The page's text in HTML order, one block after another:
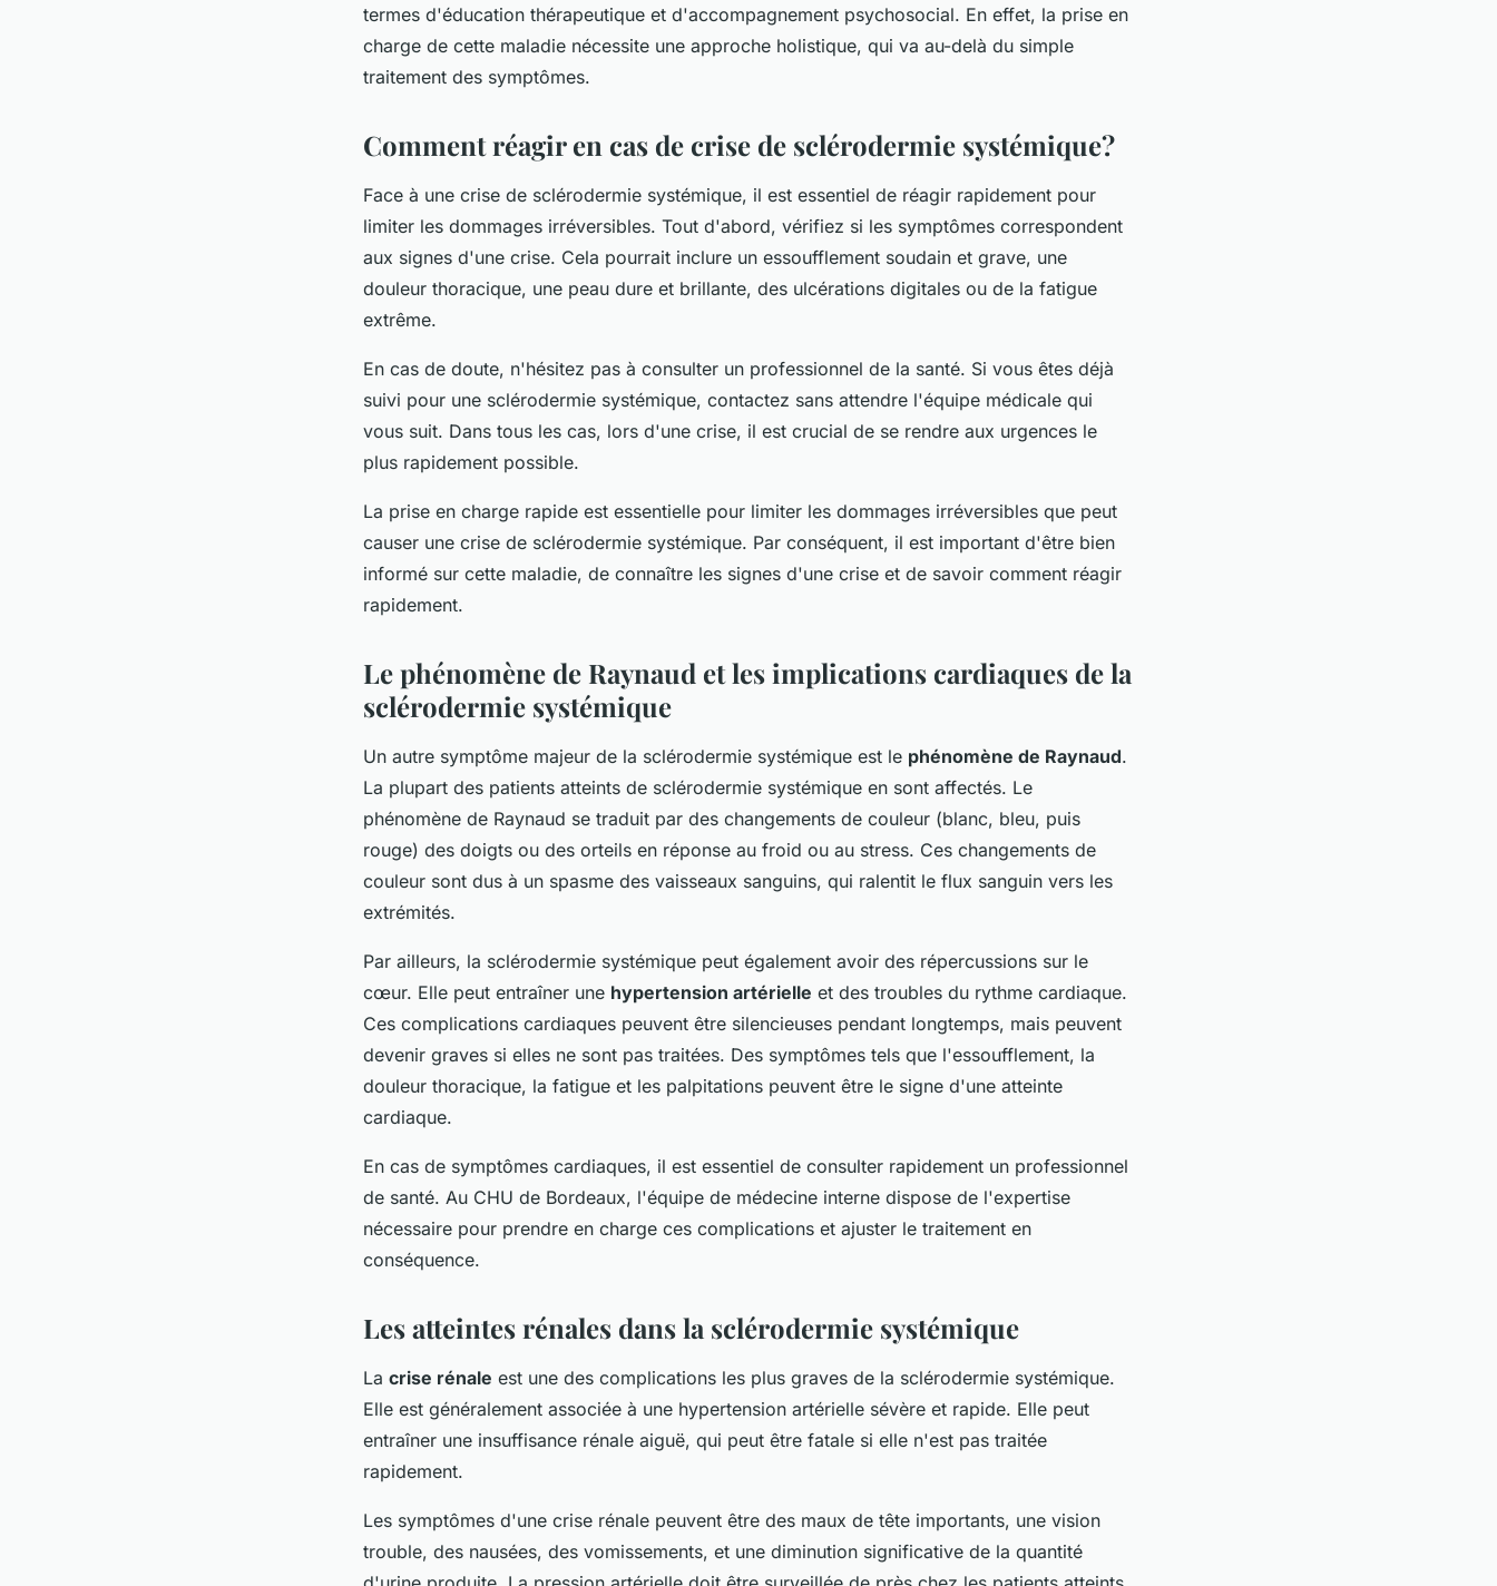
termes d'éducation thérapeutique et d'accompagnement psychosocial. En effet, la prise en
charge de cette maladie nécessite une approche holistique, qui va au-delà du simple
traitement des symptômes.
Comment réagir en cas de crise de sclérodermie systémique?
Face à une crise de sclérodermie systémique, il est essentiel de réagir rapidement pour
limiter les dommages irréversibles. Tout d'abord, vérifiez si les symptômes correspondent
aux signes d'une crise. Cela pourrait inclure un essoufflement soudain et grave, une
douleur thoracique, une peau dure et brillante, des ulcérations digitales ou de la fatigue
extrême.
En cas de doute, n'hésitez pas à consulter un professionnel de la santé. Si vous êtes déjà
suivi pour une sclérodermie systémique, contactez sans attendre l'équipe médicale qui
vous suit. Dans tous les cas, lors d'une crise, il est crucial de se rendre aux urgences le
plus rapidement possible.
La prise en charge rapide est essentielle pour limiter les dommages irréversibles que peut
causer une crise de sclérodermie systémique. Par conséquent, il est important d'être bien
informé sur cette maladie, de connaître les signes d'une crise et de savoir comment réagir
rapidement.
Le phénomène de Raynaud et les implications cardiaques de la
sclérodermie systémique
Un autre symptôme majeur de la sclérodermie systémique est le phénomène de Raynaud.
La plupart des patients atteints de sclérodermie systémique en sont affectés. Le
phénomène de Raynaud se traduit par des changements de couleur (blanc, bleu, puis
rouge) des doigts ou des orteils en réponse au froid ou au stress. Ces changements de
couleur sont dus à un spasme des vaisseaux sanguins, qui ralentit le flux sanguin vers les
extrémités.
Par ailleurs, la sclérodermie systémique peut également avoir des répercussions sur le
cœur. Elle peut entraîner une hypertension artérielle et des troubles du rythme cardiaque.
Ces complications cardiaques peuvent être silencieuses pendant longtemps, mais peuvent
devenir graves si elles ne sont pas traitées. Des symptômes tels que l'essoufflement, la
douleur thoracique, la fatigue et les palpitations peuvent être le signe d'une atteinte
cardiaque.
En cas de symptômes cardiaques, il est essentiel de consulter rapidement un professionnel
de santé. Au CHU de Bordeaux, l'équipe de médecine interne dispose de l'expertise
nécessaire pour prendre en charge ces complications et ajuster le traitement en
conséquence.
Les atteintes rénales dans la sclérodermie systémique
La crise rénale est une des complications les plus graves de la sclérodermie systémique.
Elle est généralement associée à une hypertension artérielle sévère et rapide. Elle peut
entraîner une insuffisance rénale aiguë, qui peut être fatale si elle n'est pas traitée
rapidement.
Les symptômes d'une crise rénale peuvent être des maux de tête importants, une vision
trouble, des nausées, des vomissements, et une diminution significative de la quantité